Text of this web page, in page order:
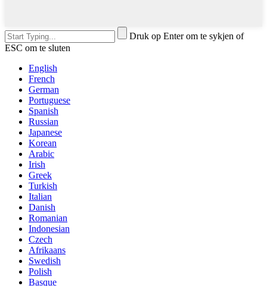
Druk op Enter om te sykjen of
ESC om te sluten
English
French
German
Portuguese
Spanish
Russian
Japanese
Korean
Arabic
Irish
Greek
Turkish
Italian
Danish
Romanian
Indonesian
Czech
Afrikaans
Swedish
Polish
Basque